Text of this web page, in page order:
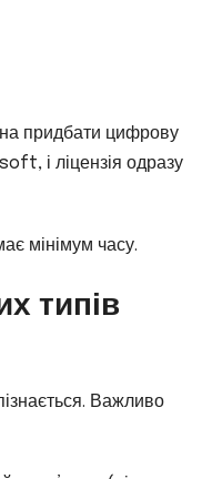
придбати цифрову
і ліцензія одразу
мінімум часу.
типів
Важливо